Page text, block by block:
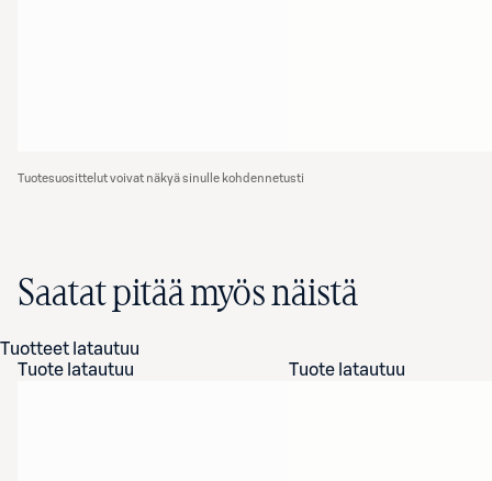
Tuotesuosittelut voivat näkyä sinulle kohdennetusti
Saatat pitää myös näistä
Tuotteet latautuu
Tuote latautuu
Tuote latautuu